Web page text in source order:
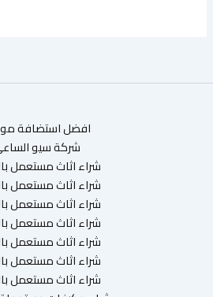
افضل استضافة
شركة سيو
شراء اثاث مستعمل
شراء اثاث مستعمل
شراء اثاث مستعمل
شراء اثاث مستعمل
شراء اثاث مستعمل
شراء اثاث مستعمل
شراء اثاث مستعمل